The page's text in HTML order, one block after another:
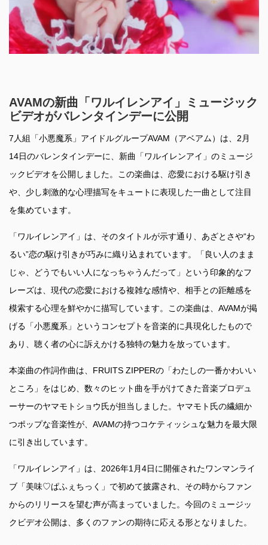
AVAMの新曲「ワルイレンアイ」ミュージック
ビデオがバレンタインデーに公開
7人組「小悪魔系」アイドルグループAVAM（アベアム）は、2月
14日のバレンタインデーに、新曲「ワルイレンアイ」のミュージ
ックビデオを公開しました。この楽曲は、恋愛における駆け引き
や、少し刺激的な心理描写をキュートに表現した一曲として注目
を集めています。
「ワルイレンアイ」は、そのタイトルが示す通り、あざとさや“わ
るい”恋の駆け引きが巧みに織り込まれています。「良い人のまま
じゃ、どうでもいい人になっちゃうんだって」という印象的なフ
レーズは、現代の恋愛における複雑な感情や、相手との距離感を
模索する心理を鮮やかに描写しています。この楽曲は、AVAMが掲
げる「小悪魔系」というコンセプトを音楽的に具現化したもので
あり、聴く者の心に訴えかける独特の魅力を放っています。
本楽曲の作詞作曲は、FRUITS ZIPPERの「わたしの一番かわいい
ところ」をはじめ、数々のヒット曲を手がけてきた音楽プロデュ
ーサーのヤマモトショウ氏が担当しました。ヤマモト氏の繊細か
つポップな音楽性が、AVAMの持つコケティッシュな魅力を最大限
に引き出しています。
「ワルイレンアイ」は、2026年1月4日に開催されたワンマンライ
ブ「美味♡ぱふぇちっく」で初めて披露され、その時からファン
からのリリースを望む声が高まっていました。今回のミュージッ
クビデオ公開は、多くのファンの期待に応える形となりました。